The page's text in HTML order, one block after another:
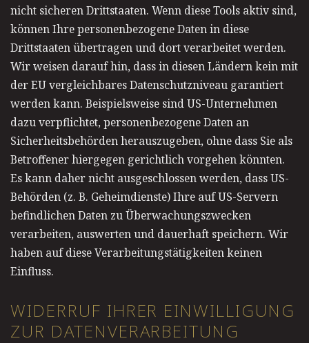
nicht sicheren Drittstaaten. Wenn diese Tools aktiv sind,
können Ihre personenbezogene Daten in diese
Drittstaaten übertragen und dort verarbeitet werden.
Wir weisen darauf hin, dass in diesen Ländern kein mit
der EU vergleichbares Datenschutzniveau garantiert
werden kann. Beispielsweise sind US-Unternehmen
dazu verpflichtet, personenbezogene Daten an
Sicherheitsbehörden herauszugeben, ohne dass Sie als
Betroffener hiergegen gerichtlich vorgehen könnten.
Es kann daher nicht ausgeschlossen werden, dass US-
Behörden (z. B. Geheimdienste) Ihre auf US-Servern
befindlichen Daten zu Überwachungszwecken
verarbeiten, auswerten und dauerhaft speichern. Wir
haben auf diese Verarbeitungstätigkeiten keinen
Einfluss.
WIDERRUF IHRER EINWILLIGUNG
ZUR DATENVERARBEITUNG